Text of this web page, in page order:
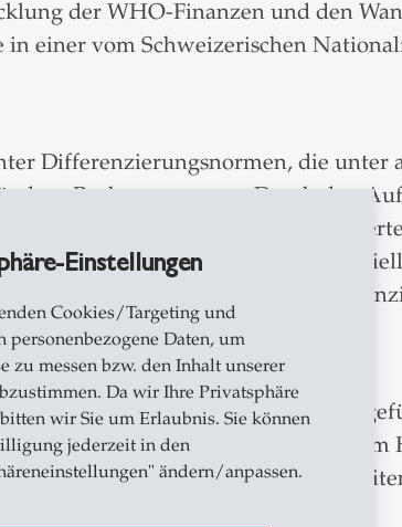
Einstellungen
Cookies/Targeting und
personenbezogene Daten, um
zu messen bzw. den Inhalt unserer
Da wir Ihre Privatsphäre
wir Sie um Erlaubnis. Sie können
jederzeit in den
ändern/anpassen.
der WHO-Finanzen und den
einer vom Schweizerischen
Differenzierungsnormen, die unter
Rechnung tragen. Durch den
darüber entstanden, welche
formulieren kann, wie die
sollen und in welchem Umfang
können.
um die Beitragsregelungen dazu
Erstens gab es Veränderungen
übernehmen müssen, und